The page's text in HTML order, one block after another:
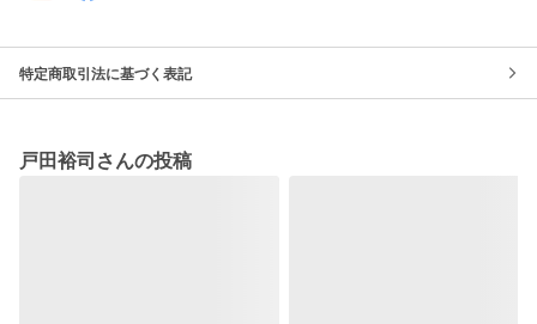
特定商取引法に基づく表記
戸田裕司さんの投稿